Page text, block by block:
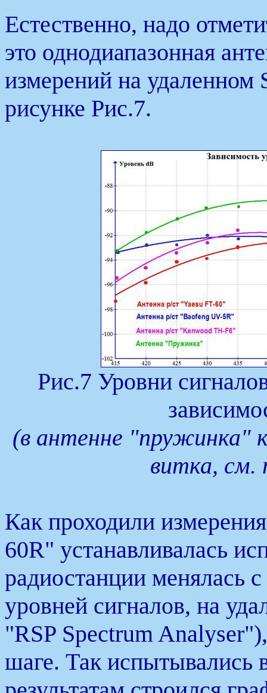
Естественно, надо
это однодиапазонная
измерений на
рисунке Рис.7.
Рис.7 Уровни
(в антенне "пружинка"
витка, см.
Как проходили
60R" устанавливалась
радиостанции менялась
уровней сигналов, на
"RSP Spectrum
шаге. Так испытывались